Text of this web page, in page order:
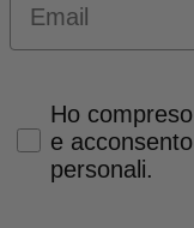
Privacy Policy
Ho
e
personali.